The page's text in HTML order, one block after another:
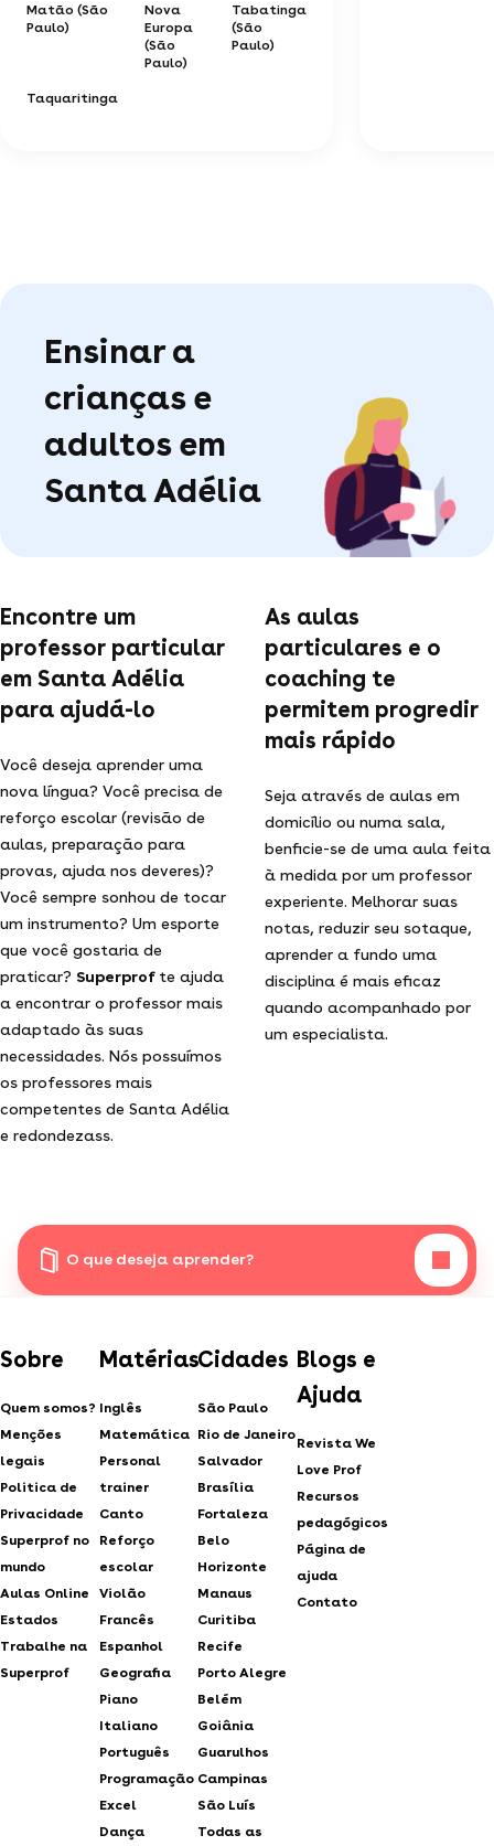
Matão (São
Paulo)
Nova
Europa
(São
Paulo)
Tabatinga
(São
Paulo)
Taquaritinga
Ensinar a
crianças e
adultos em
Santa Adélia
Encontre um
professor particular
em Santa Adélia
para ajudá-lo
Você deseja aprender uma
nova língua? Você precisa de
reforço escolar (revisão de
aulas, preparação para
provas, ajuda nos deveres)?
Você sempre sonhou de tocar
um instrumento? Um esporte
que você gostaria de
praticar? Superprof te ajuda
a encontrar o professor mais
adaptado às suas
necessidades. Nós possuímos
os professores mais
competentes de Santa Adélia
e redondezass.
As aulas
particulares e o
coaching te
permitem progredir
mais rápido
Seja através de aulas em
domicílio ou numa sala,
benficie-se de uma aula feita
à medida por um professor
experiente. Melhorar suas
notas, reduzir seu sotaque,
aprender a fundo uma
disciplina é mais eficaz
quando acompanhado por
um especialista.
O que deseja aprender?
Sobre
Quem somos?
Menções
legais
Politica de
Privacidade
Superprof no
mundo
Aulas Online
Estados
Trabalhe na
Superprof
Matérias
Inglês
Matemática
Personal
trainer
Canto
Reforço
escolar
Violão
Francês
Espanhol
Geografia
Piano
Italiano
Português
Programação
Excel
Dança
Cidades
São Paulo
Rio de Janeiro
Salvador
Brasília
Fortaleza
Belo
Horizonte
Manaus
Curitiba
Recife
Porto Alegre
Belém
Goiânia
Guarulhos
Campinas
São Luís
Todas as
Blogs e
Ajuda
Revista We
Love Prof
Recursos
pedagógicos
Página de
ajuda
Contato